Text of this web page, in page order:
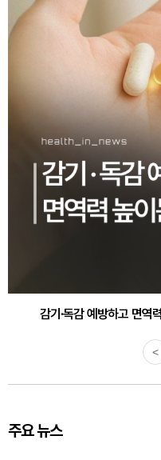
감기·독감 예방하고 면
<
주요 뉴스